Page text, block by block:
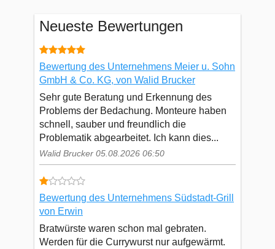
Neueste Bewertungen
Bewertung des Unternehmens Meier u. Sohn
GmbH & Co. KG, von Walid Brucker
Sehr gute Beratung und Erkennung des
Problems der Bedachung. Monteure haben
schnell, sauber und freundlich die
Problematik abgearbeitet. Ich kann dies...
Walid Brucker 05.08.2026 06:50
Bewertung des Unternehmens Südstadt-Grill
von Erwin
Bratwürste waren schon mal gebraten.
Werden für die Currywurst nur aufgewärmt.